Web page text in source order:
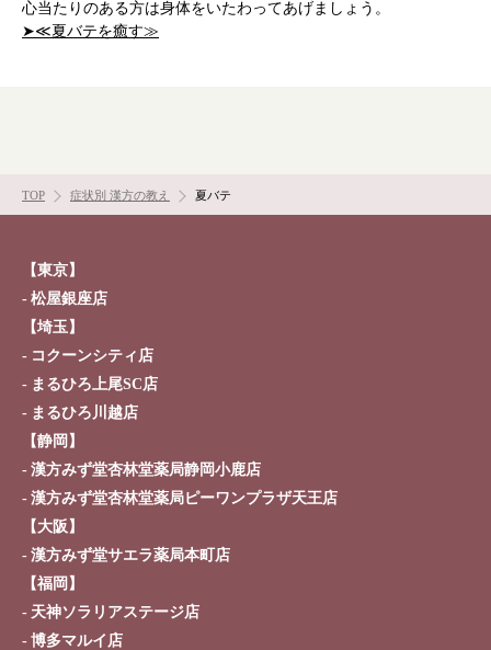
漢方みず堂とは
お知らせ
漢方を知る
採用情報
お問い合わせ
心当たりのある方は身体をいたわってあげましょう。
➤≪夏バテを癒す≫
TOP 症状別 漢方の教え 夏バテ
【東京】
松屋銀座店
【埼玉】
コクーンシティ店
まるひろ上尾SC店
まるひろ川越店
【静岡】
漢方みず堂杏林堂薬局静岡小鹿店
漢方みず堂杏林堂薬局ピーワンプラザ天王店
【大阪】
漢方みず堂サエラ薬局本町店
【福岡】
天神ソラリアステージ店
博多マルイ店